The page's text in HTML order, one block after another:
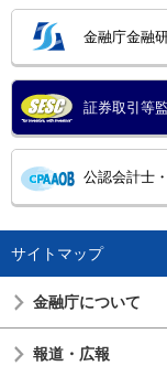
金融庁金融
証券取引等
公認会計士
サイトマップ
金融庁について
報道・広報